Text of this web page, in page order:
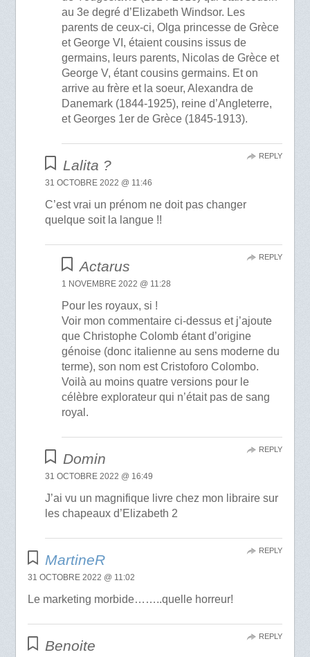
au 3e degré d’Elizabeth Windsor. Les
parents de ceux-ci, Olga princesse de Grèce
et George VI, étaient cousins issus de
germains, leurs parents, Nicolas de Grèce et
George V, étant cousins germains. Et on
arrive au frère et la soeur, Alexandra de
Danemark (1844-1925), reine d’Angleterre,
et Georges 1er de Grèce (1845-1913).
Lalita ?
31 OCTOBRE 2022 @ 11:46
C’est vrai un prénom ne doit pas changer
quelque soit la langue !!
REPLY
Actarus
1 NOVEMBRE 2022 @ 11:28
Pour les royaux, si !
Voir mon commentaire ci-dessus et j’ajoute
que Christophe Colomb étant d’origine
génoise (donc italienne au sens moderne du
terme), son nom est Cristoforo Colombo.
Voilà au moins quatre versions pour le
célèbre explorateur qui n’était pas de sang
royal.
REPLY
Domin
31 OCTOBRE 2022 @ 16:49
J’ai vu un magnifique livre chez mon libraire sur
les chapeaux d’Elizabeth 2
REPLY
MartineR
31 OCTOBRE 2022 @ 11:02
Le marketing morbide……..quelle horreur!
REPLY
Benoite
REPLY